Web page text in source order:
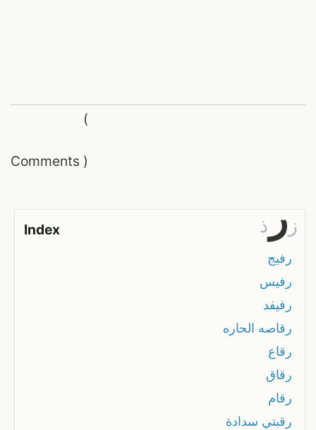
Comments
(
)
Index ذ ر ز
رفيج
رفيس
رفيفد
رقاصه الحاره
رقاع
رقاق
رقام
رقبتي سدادة